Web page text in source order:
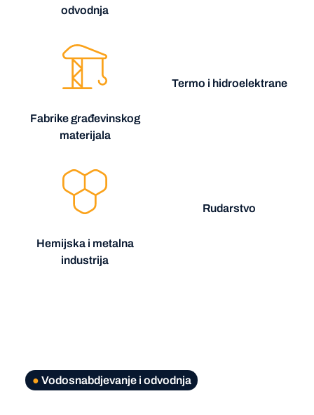
odvodnja
Fabrike građevinskog
materijala
Termo i hidroelektrane
Hemijska i metalna
industrija
Rudarstvo
● Vodosnabdjevanje i odvodnja